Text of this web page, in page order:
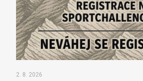
2. 8. 2026